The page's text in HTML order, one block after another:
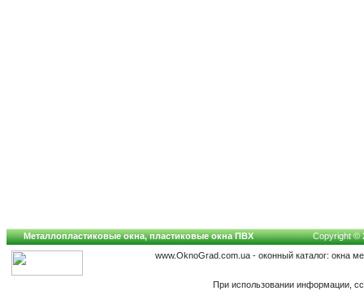
Металлопластиковые окна, пластиковые окна ПВХ
Copyright ©
www.OknoGrad.com.ua - оконный каталог: окна
При использовании информации,